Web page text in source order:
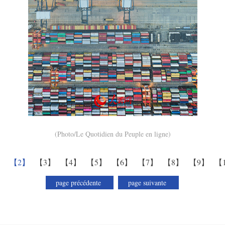
(Photo/Le Quotidien du Peuple en ligne)
【2】 【3】 【4】 【5】 【6】 【7】 【8】 【9】
page précédente page suivante